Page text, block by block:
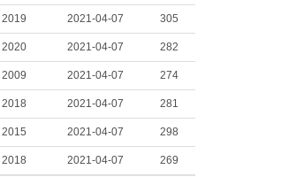
2019 2021-04-07 305
2020 2021-04-07 282
2009 2021-04-07 274
2018 2021-04-07 281
2015 2021-04-07 298
2018 2021-04-07 269